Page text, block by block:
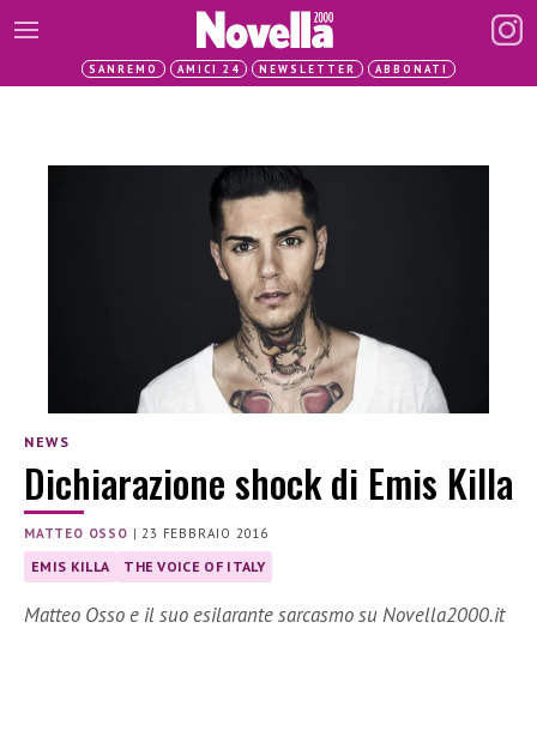
SANREMO AMICI 24 NEWSLETTER ABBONATI
NEWS
Dichiarazione shock di Emis Killa
MATTEO OSSO |23 FEBBRAIO 2016
EMIS KILLA THE VOICE OF ITALY
Matteo Osso e il suo esilarante sarcasmo su Novella2000.it